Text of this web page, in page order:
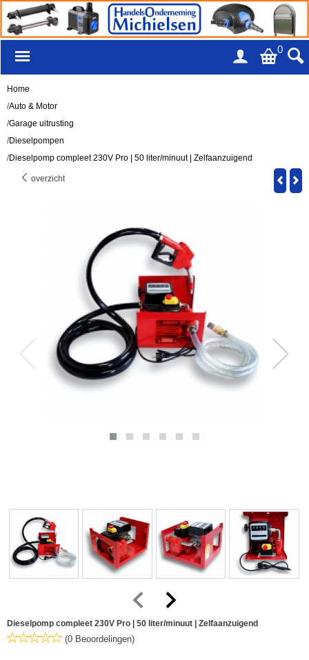
0
Home
/Auto & Motor
/Garage uitrusting
/Dieselpompen
/Dieselpomp compleet 230V Pro | 50 liter/minuut | Zelfaanzuigend
overzicht
Dieselpomp compleet 230V Pro | 50 liter/minuut | Zelfaanzuigend
(0 Beoordelingen)